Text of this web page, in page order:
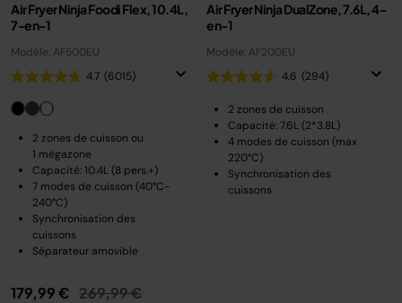
Air Fryer Ninja Foodi Flex, 10.4L,
7-en-1
Modèle: AF500EU
4.7 (6015)
2 zones de cuisson ou
1 mégazone
Capacité: 10.4L (8 pers.+)
7 modes de cuisson (40°C-
240°C)
Synchronisation des
cuissons
Séparateur amovible
179,99 € Prix réduit de
269,99 €au
Air Fryer Ninja DualZone, 7.6L, 4-
en-1
Modèle: AF200EU
4.6 (294)
2 zones de cuisson
Capacité: 7.6L (2*3.8L)
4 modes de cuisson (max
220°C)
Synchronisation des
cuissons